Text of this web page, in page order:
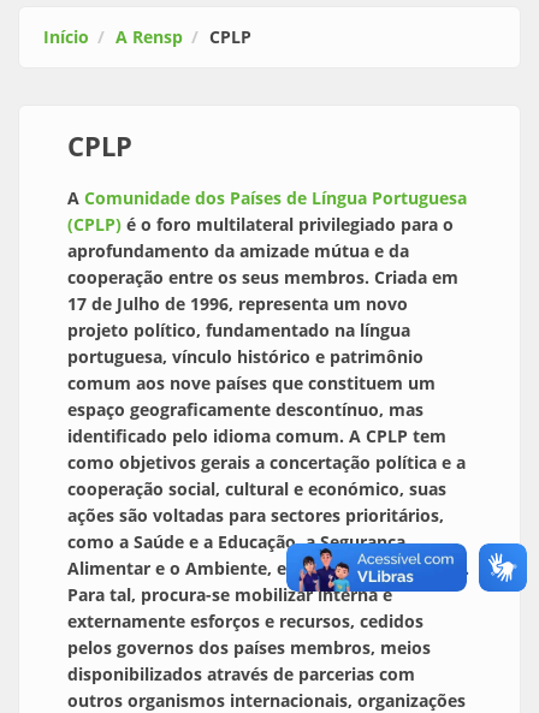
Início A Rensp CPLP
CPLP
A Comunidade dos Países de Língua Portuguesa
(CPLP) é o foro multilateral privilegiado para o
aprofundamento da amizade mútua e da
cooperação entre os seus membros. Criada em
17 de Julho de 1996, representa um novo
projeto político, fundamentado na língua
portuguesa, vínculo histórico e patrimônio
comum aos nove países que constituem um
espaço geograficamente descontínuo, mas
identificado pelo idioma comum. A CPLP tem
como objetivos gerais a concertação política e a
cooperação social, cultural e económico, suas
ações são voltadas para sectores prioritários,
como a Saúde e a Educação, a Segurança
Alimentar e o Ambiente, entre outros domínios.
Para tal, procura-se mobilizar interna e
externamente esforços e recursos, cedidos
pelos governos dos países membros, meios
disponibilizados através de parcerias com
outros organismos internacionais, organizações